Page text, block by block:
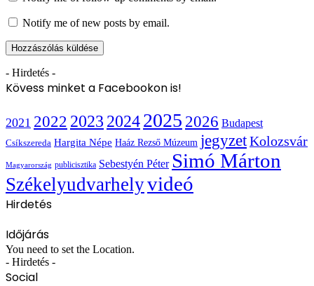
Notify me of new posts by email.
- Hirdetés -
Kövess minket a Facebookon is!
2021 2022 2023 20242025 2026 Budapest
Csíkszereda Hargita Népe Haáz Rezső Múzeum jegyzetKolozsvár
Magyarország publicisztika Sebestyén Péter Simó Márton
Székelyudvarhelyvideó
Hirdetés
Időjárás
You need to set the Location.
- Hirdetés -
Social